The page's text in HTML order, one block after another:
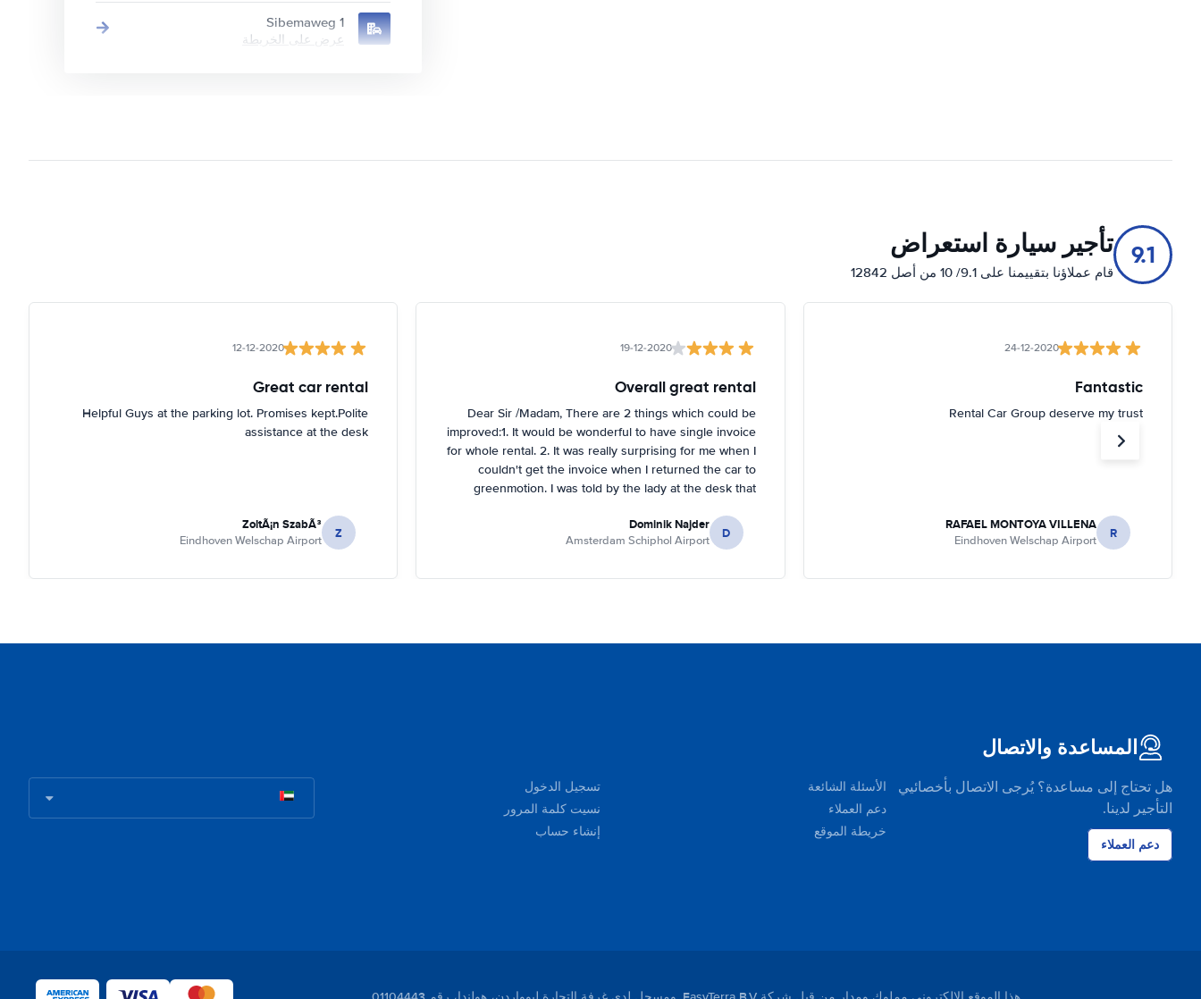
Sibemaweg 1
عرض على الخريطة
9.1 تأجير سيارة استعراض
قام عملاؤنا بتقييمنا على 9.1/ 10 من أصل 12842
24-12-2020
Fantastic
Rental Car Group deserve my trust
R
RAFAEL MONTOYA VILLENA
Eindhoven Welschap Airport
19-12-2020
Overall great rental
Dear Sir /Madam, There are 2 things which could be
improved:1. It would be wonderful to have single invoice
for whole rental. 2. It was really surprising for me when I
couldn't get the invoice when I returned the car to
greenmotion. I was told by the lady at the desk that
after that the invoice will be sent to my email address.
I'm not sure if it's a problem to check the car with flash
with the car overnight on the parking I would be
D
Dominik Najder
Amsterdam Schiphol Airport
12-12-2020
Great car rental
Helpful Guys at the parking lot. Promises kept.Polite
assistance at the desk
Z
ZoltÃ¡n SzabÃ³
Eindhoven Welschap Airport
المساعدة والاتصال
هل تحتاج إلى مساعدة؟ يُرجى الاتصال بأخصائيي
التأجير لدينا.
دعم العملاء
الأسئلة الشائعة
دعم العملاء
خريطة الموقع
تسجيل الدخول
نسيت كلمة المرور
إنشاء حساب